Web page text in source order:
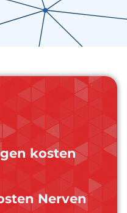
kosten
Nerven